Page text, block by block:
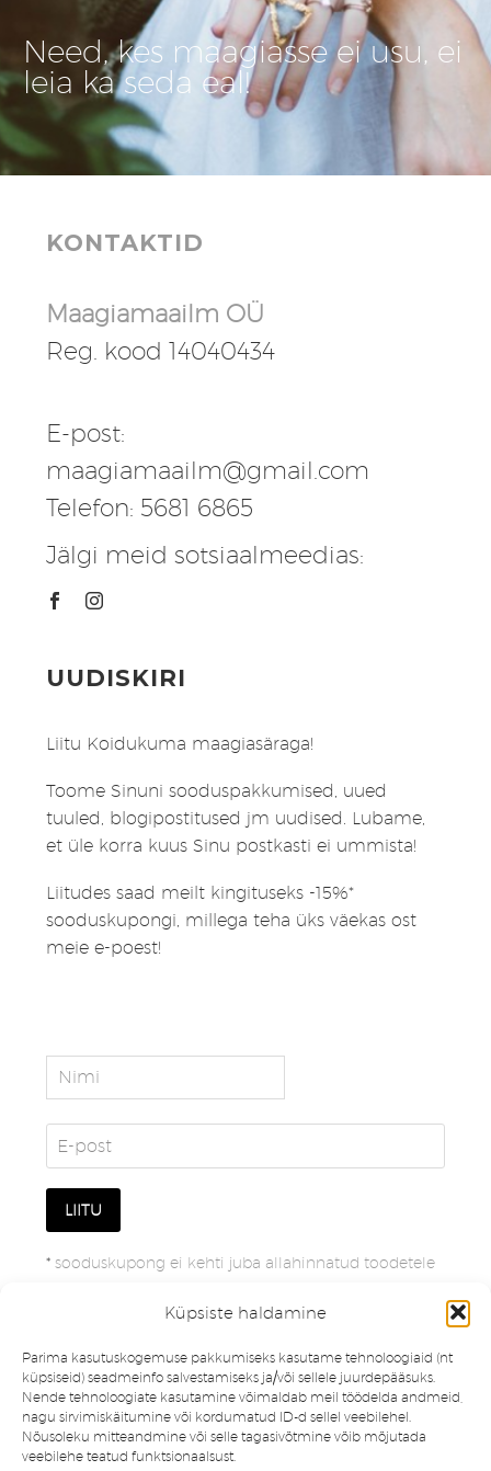
Küpsiste haldamine
Parima kasutuskogemuse pakkumiseks kasutame tehnoloogiaid (nt
küpsiseid) seadmeinfo salvestamiseks ja/või sellele juurdepääsuks.
Nende tehnoloogiate kasutamine võimaldab meil töödelda andmeid,
nagu sirvimiskäitumine või kordumatud ID-d sellel veebilehel.
Nõusoleku mitteandmine või selle tagasivõtmine võib mõjutada
veebilehe teatud funktsionaalsust.
Need, kes maagiasse ei usu, ei
leia ka seda eal!
KONTAKTID
Maagiamaailm OÜ
Reg. kood 14040434
E-post:
maagiamaailm@gmail.com
Telefon: 5681 6865
Jälgi meid sotsiaalmeedias:
UUDISKIRI
Liitu Koidukuma maagiasäraga!
Toome Sinuni sooduspakkumised, uued
tuuled, blogipostitused jm uudised. Lubame,
et üle korra kuus Sinu postkasti ei ummista!
Liitudes saad meilt kingituseks -15%*
sooduskupongi, millega teha üks väekas ost
meie e-poest!
* sooduskupong ei kehti juba allahinnatud toodetele